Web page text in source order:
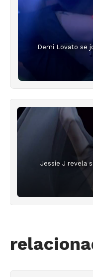
Demi Lovato se
Jessie J revela